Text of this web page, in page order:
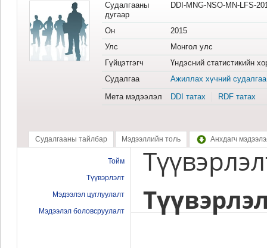
Судалгааны
дугаар
DDI-MNG-NSO-MN-LFS-
Он
2015
Улс
Монгол улс
Гүйцэтгэгч
Үндэсний статистикийн
Судалгаа
Ажиллах хүчний судалгаа
Мета мэдээлэл
DDI татах RDF татах
Судалгааны тайлбар Мэдээллийн толь Анхдагч
Тойм
Түүвэрлэлт
Мэдээлэл цуглуулалт
Мэдээлэл боловсруулалт